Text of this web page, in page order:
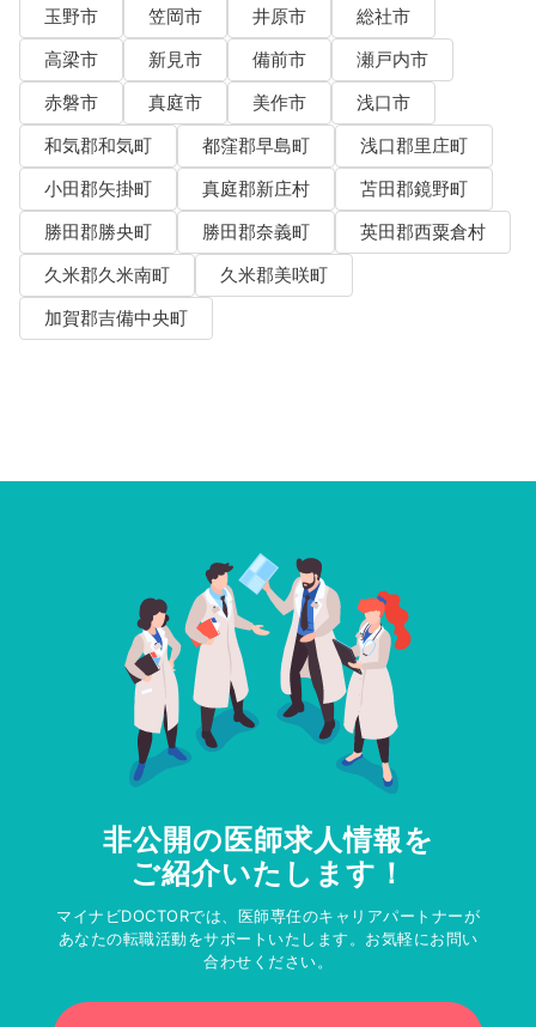
玉野市
笠岡市 井原市
総社市
高梁市
新見市 備前市
瀬戸内市
赤磐市
真庭市 美作市
浅口市
和気郡和気町
都窪郡早島町
浅口郡里庄町
小田郡矢掛町
真庭郡新庄村
苫田郡鏡野町
勝田郡勝央町
勝田郡奈義町
英田郡西粟倉村
久米郡久米南町
久米郡美咲町
加賀郡吉備中央町
非公開の医師求人情報を
ご紹介いたします！
マイナビDOCTORでは、医師専任のキャリアパートナーが
あなたの転職活動をサポートいたします。お気軽にお問い
合わせください。